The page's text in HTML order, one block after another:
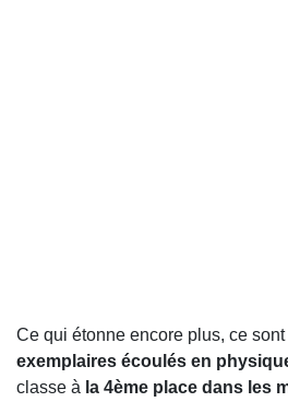
Ce qui étonne encore plus, ce sont
exemplaires écoulés en
classe à la 4ème place dans les